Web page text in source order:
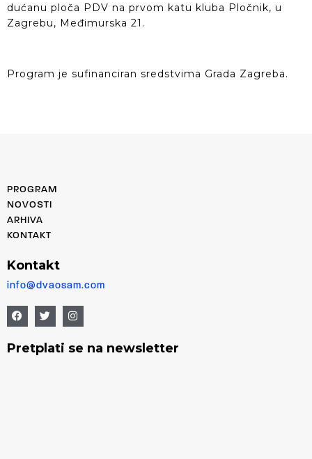
dućanu ploča PDV na prvom katu kluba Pločnik, u
Zagrebu, Međimurska 21.
Program je sufinanciran sredstvima Grada Zagreba.
PROGRAM
NOVOSTI
ARHIVA
KONTAKT
Kontakt
info@dvaosam.com
Pretplati se na newsletter